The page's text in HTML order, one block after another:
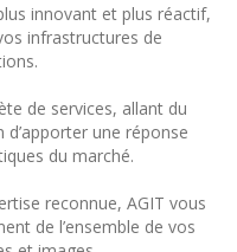
innovant et plus réactif,
infrastructures de
de services, allant du
d’apporter une réponse
du marché.
reconnue, AGIT vous
de l’ensemble de vos